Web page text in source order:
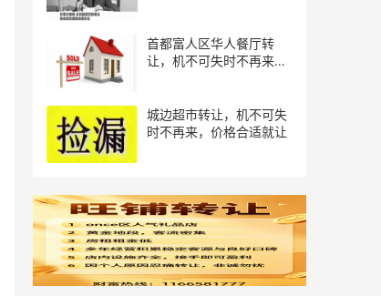
首都富人区华人餐厅转
让，机不可失时不再来，
城边超市转让，机不可失
时不再来，价格合适就让